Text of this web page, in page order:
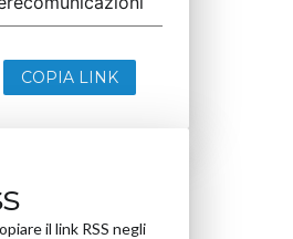
COPIA LINK
il link RSS negli